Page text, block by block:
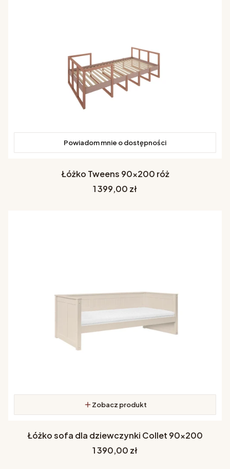
Powiadom mnie o dostępności
Łóżko Tweens 90x200 róż
Cena
1 399,00 zł
Zobacz produkt
Łóżko sofa dla dziewczynki Collet 90x200
Cena
1 390,00 zł